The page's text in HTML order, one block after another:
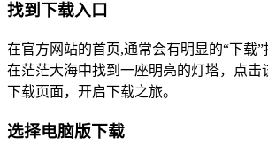
找到下载入口
在官方网站的首页,通常会有明显的“下载
在茫茫大海中找到一座明亮的灯塔，点击
下载页面，开启下载之旅。
选择电脑版下载